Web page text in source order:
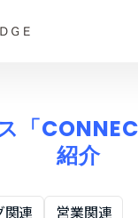
「
紹介
関連 営業関連